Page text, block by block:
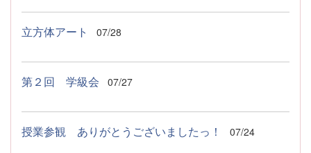
立方体アート 07/28
第２回 学級会 07/27
授業参観 ありがとうございましたっ！ 07/24